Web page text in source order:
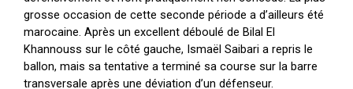
grosse occasion de cette seconde période a d’ailleurs été
marocaine. Après un excellent déboulé de Bilal El
Khannouss sur le côté gauche, Ismaël Saibari a repris le
ballon, mais sa tentative a terminé sa course sur la barre
transversale après une déviation d’un défenseur.